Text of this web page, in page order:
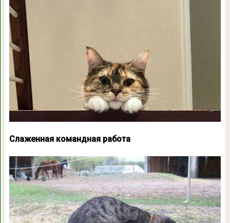
Слаженная командная работа